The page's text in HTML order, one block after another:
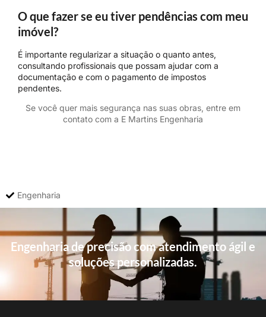
O que fazer se eu tiver pendências com meu
imóvel?
É importante regularizar a situação o quanto antes,
consultando profissionais que possam ajudar com a
documentação e com o pagamento de impostos
pendentes.
Se você quer mais segurança nas suas obras, entre em
contato com a E Martins Engenharia
Engenharia
Engenharia de precisão com atendimento ágil e
soluções personalizadas.